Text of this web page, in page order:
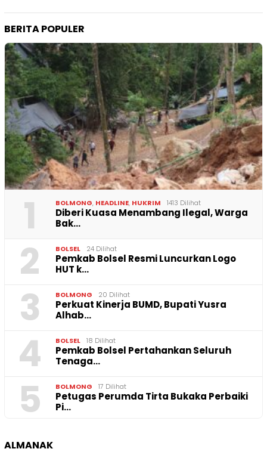
BERITA POPULER
1 BOLMONG, HEADLINE, HUKRIM 1413 Dilihat
Diberi Kuasa Menambang Ilegal, Warga
Bak…
2 BOLSEL 24 Dilihat
Pemkab Bolsel Resmi Luncurkan Logo
HUT k…
3 BOLMONG 20 Dilihat
Perkuat Kinerja BUMD, Bupati Yusra
Alhab…
4 BOLSEL 18 Dilihat
Pemkab Bolsel Pertahankan Seluruh
Tenaga…
5 BOLMONG 17 Dilihat
Petugas Perumda Tirta Bukaka Perbaiki
Pi…
ALMANAK